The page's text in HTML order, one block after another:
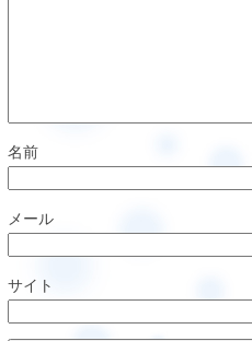
名前
メール
サイト